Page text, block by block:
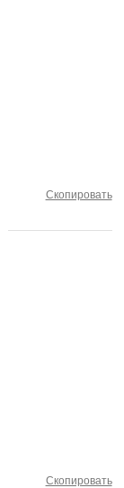
Скопировать
Скопировать